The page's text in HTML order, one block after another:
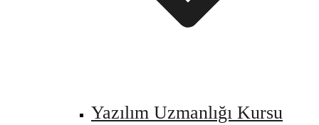
Yazılım Uzmanlığı Kursu